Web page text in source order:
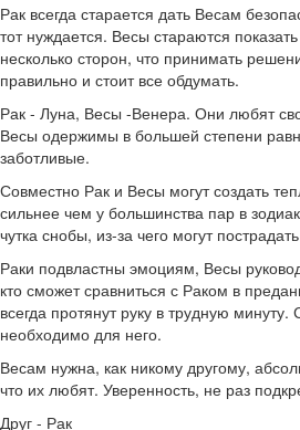
Рак всегда старается дать Весам
тот нуждается. Весы стараются
несколько сторон, что принимать
правильно и стоит все обдумать.
Рак - Луна, Весы -Венера. Они любят
Весы одержимы в большей степени
заботливые.
Совместно Рак и Весы могут создать
сильнее чем у большинства пар в
чутка снобы, из-за чего могут
Раки подвластны эмоциям, Весы
кто сможет сравниться с Раком в
всегда протянут руку в трудную минуту.
необходимо для него.
Весам нужна, как никому другому,
что их любят. Уверенность, не раз
Друг - Рак